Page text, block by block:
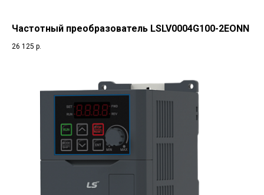
Частотный преобразователь LSLV0004G100-2EONN
26 125 р.